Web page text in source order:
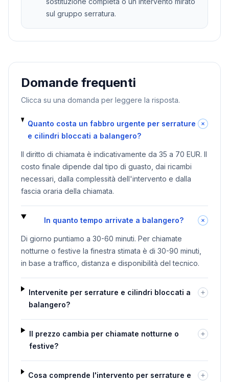
sul gruppo serratura.
Domande frequenti
Clicca su una domanda per leggere la risposta.
Quanto costa un fabbro urgente per serrature
e cilindri bloccati a balangero?
Il diritto di chiamata è indicativamente da 35 a 70 EUR. Il
costo finale dipende dal tipo di guasto, dai ricambi
necessari, dalla complessità dell'intervento e dalla
fascia oraria della chiamata.
In quanto tempo arrivate a balangero?
Di giorno puntiamo a 30-60 minuti. Per chiamate
notturne o festive la finestra stimata è di 30-90 minuti,
in base a traffico, distanza e disponibilità del tecnico.
Intervenite per serrature e cilindri bloccati a
balangero?
Il prezzo cambia per chiamate notturne o
festive?
Cosa comprende l'intervento per serrature e